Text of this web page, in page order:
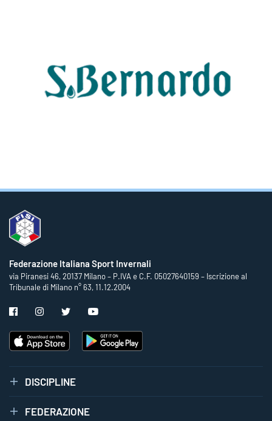
Federazione Italiana Sport Invernali
via Piranesi 46, 20137 Milano – P.IVA e C.F. 05027640159 – Iscrizione al
Tribunale di Milano n° 63, 11.12.2004
DISCIPLINE
FEDERAZIONE